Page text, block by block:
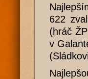
622
(hráč
v